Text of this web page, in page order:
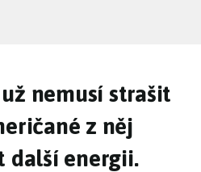
nemusí strašit
z něj
další energii.